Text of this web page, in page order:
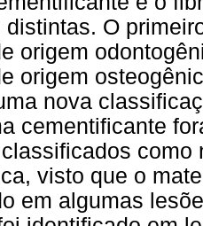
distintas. O
origem
origem
nova
cementificante
como
visto que o
em algumas